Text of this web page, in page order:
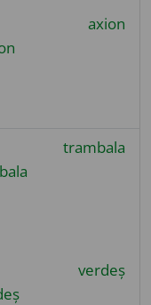
axion
trambala
verdeș